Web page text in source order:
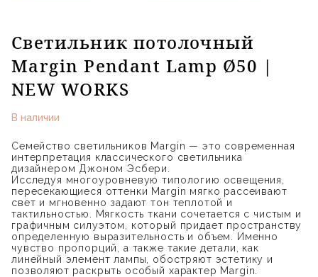
Светильник потолочный
Margin Pendant Lamp Ø50 |
NEW WORKS
В наличии
Семейство светильников Margin — это современная
интерпретация классического светильника
дизайнером Джоном Эсбери.
Исследуя многоуровневую типологию освещения,
пересекающиеся оттенки Margin мягко рассеивают
свет и мгновенно задают тон теплотой и
тактильностью. Мягкость ткани сочетается с чистым и
графичным силуэтом, который придает пространству
определенную выразительность и объем. Именно
чувство пропорций, а также такие детали, как
линейный элемент лампы, обостряют эстетику и
позволяют раскрыть особый характер Margin.